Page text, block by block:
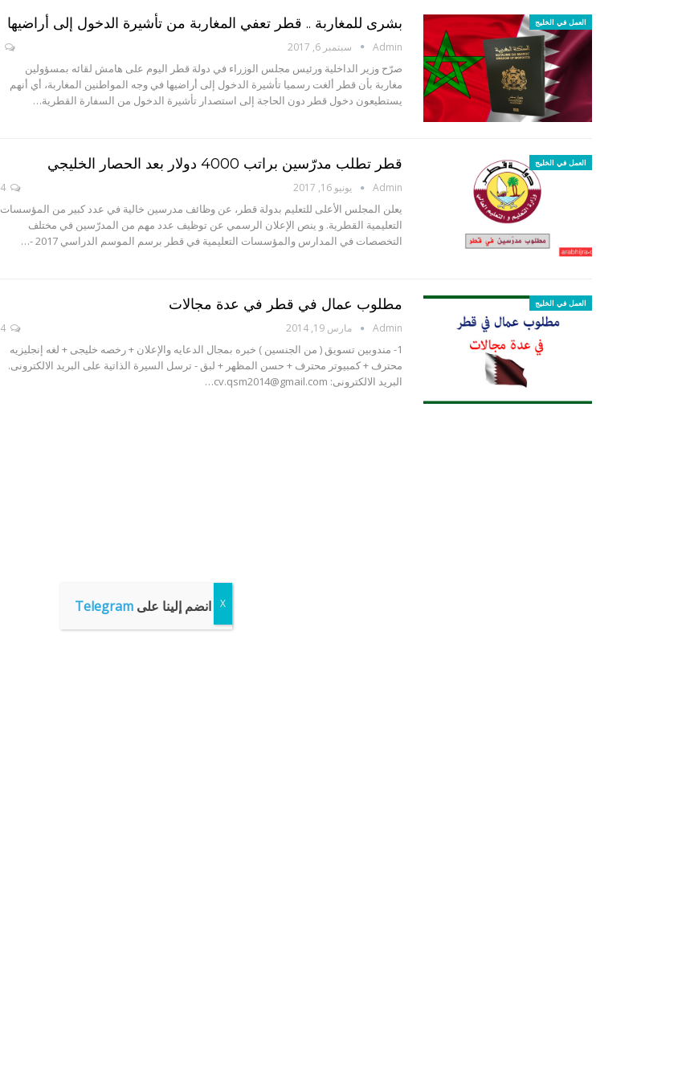
العمل في الخليج بشرى للمغاربة .. قطر تعفي المغاربة من تأشيرة الدخول إلى أراضيها
Admin سبتمبر 6, 2017
صرّح وزير الداخلية ورئيس مجلس الوزراء في دولة قطر اليوم على هامش لقائه بمسؤولين
مغاربة بأن قطر ألغت رسميا تأشيرة الدخول إلى أراضيها في وجه المواطنين المغاربة، أي أنهم
يستطيعون دخول قطر دون الحاجة إلى استصدار تأشيرة الدخول من السفارة القطرية…
العمل في الخليج قطر تطلب مدرّسين براتب 4000 دولار بعد الحصار الخليجي
Admin يونيو 16, 2017 64
يعلن المجلس الأعلى للتعليم بدولة قطر، عن وظائف مدرسين خالية في عدد كبير من المؤسسات
التعليمية القطرية. و ينص الإعلان الرسمي عن توظيف عدد مهم من المدرّسين في مختلف
التخصصات في المدارس والمؤسسات التعليمية في قطر برسم الموسم الدراسي 2017 -…
العمل في الخليج مطلوب عمال في قطر في عدة مجالات
Admin مارس 19, 2014 74
1- مندوبين تسويق ( من الجنسين ) خبره بمجال الدعايه والإعلان + رخصه خليجى + لغه إنجليزيه
محترف + كمبيوتر محترف + حسن المظهر + لبق - ترسل السيرة الذاتية على البريد الالكترونى.
البريد الالكترونى: cv.qsm2014@gmail.com…
انضم إلينا على Telegram